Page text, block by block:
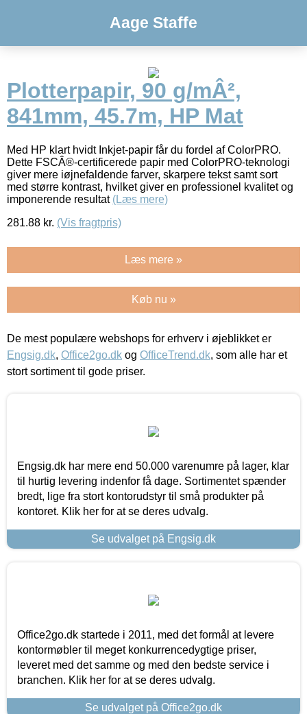
Aage Staffe
Plotterpapir, 90 g/mÂ²,
841mm, 45.7m, HP Mat
Med HP klart hvidt Inkjet-papir får du fordel af ColorPRO.
Dette FSCÂ®-certificerede papir med ColorPRO-teknologi
giver mere iøjnefaldende farver, skarpere tekst samt sort
med større kontrast, hvilket giver en professionel kvalitet og
imponerende resultat (Læs mere)
281.88 kr. (Vis fragtpris)
Læs mere »
Køb nu »
De mest populære webshops for erhverv i øjeblikket er
Engsig.dk, Office2go.dk og OfficeTrend.dk, som alle har et
stort sortiment til gode priser.
Engsig.dk har mere end 50.000 varenumre på lager, klar
til hurtig levering indenfor få dage. Sortimentet spænder
bredt, lige fra stort kontorudstyr til små produkter på
kontoret. Klik her for at se deres udvalg.
Se udvalget på Engsig.dk
Office2go.dk startede i 2011, med det formål at levere
kontormøbler til meget konkurrencedygtige priser,
leveret med det samme og med den bedste service i
branchen. Klik her for at se deres udvalg.
Se udvalget på Office2go.dk